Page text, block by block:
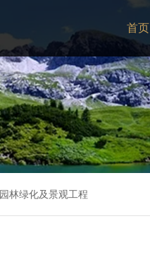
首页
园林绿化及景观工程